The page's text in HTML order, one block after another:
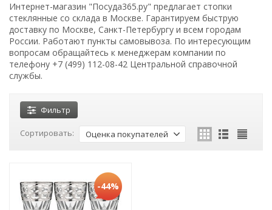
Интернет-магазин "Посуда365.ру" предлагает стопки
стеклянные со склада в Москве. Гарантируем быструю
доставку по Москве, Санкт-Петербургу и всем городам
России. Работают пункты самовывоза. По интересующим
вопросам обращайтесь к менеджерам компании по
телефону +7 (499) 112-08-42 Центральной справочной
службы.
Фильтр
Сортировать: Оценка покупателей
-44%